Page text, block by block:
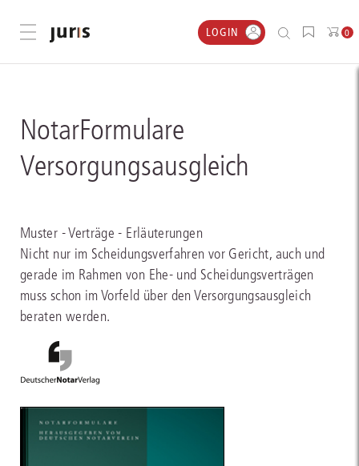
Menü öffnen LOGIN 0
NotarFormulare
Versorgungsausgleich
Muster - Verträge - Erläuterungen
Nicht nur im Scheidungsverfahren vor Gericht, auch und
gerade im Rahmen von Ehe- und Scheidungsverträgen
muss schon im Vorfeld über den Versorgungsausgleich
beraten werden.